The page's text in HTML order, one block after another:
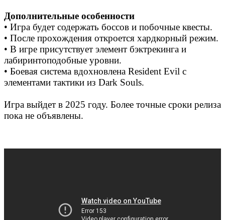
Дополнительные особенности
• Игра будет содержать боссов и побочные квесты.
• После прохождения откроется хардкорный режим.
• В игре присутствует элемент бэктрекинга и
лабиринтоподобные уровни.
• Боевая система вдохновлена Resident Evil с
элементами тактики из Dark Souls.
Игра выйдет в 2025 году. Более точные сроки релиза
пока не объявлены.